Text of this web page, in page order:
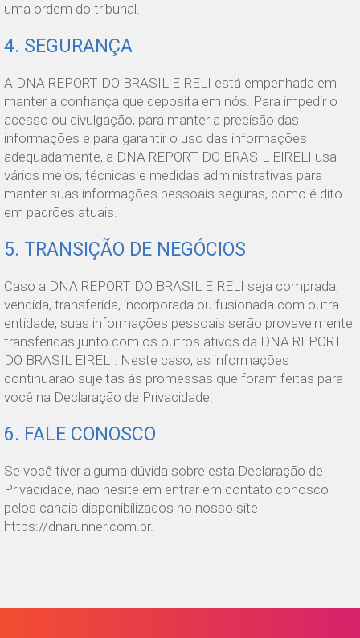
uma ordem do tribunal.
4. SEGURANÇA
A DNA REPORT DO BRASIL EIRELI está empenhada em
manter a confiança que deposita em nós. Para impedir o
acesso ou divulgação, para manter a precisão das
informações e para garantir o uso das informações
adequadamente, a DNA REPORT DO BRASIL EIRELI usa
vários meios, técnicas e medidas administrativas para
manter suas informações pessoais seguras, como é dito
em padrões atuais.
5. TRANSIÇÃO DE NEGÓCIOS
Caso a DNA REPORT DO BRASIL EIRELI seja comprada,
vendida, transferida, incorporada ou fusionada com outra
entidade, suas informações pessoais serão provavelmente
transferidas junto com os outros ativos da DNA REPORT
DO BRASIL EIRELI. Neste caso, as informações
continuarão sujeitas às promessas que foram feitas para
você na Declaração de Privacidade.
6. FALE CONOSCO
Se você tiver alguma dúvida sobre esta Declaração de
Privacidade, não hesite em entrar em contato conosco
pelos canais disponibilizados no nosso site
https://dnarunner.com.br.